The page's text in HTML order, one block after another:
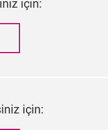
için:
için: